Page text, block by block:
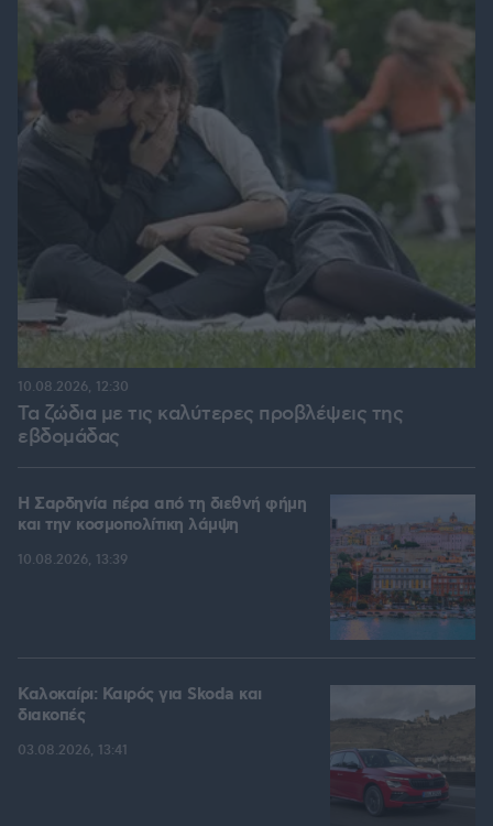
Τα ζώδια με τις καλύτερες προβλέψεις της
εβδομάδας
10.08.2026, 12:30
Η Σαρδηνία πέρα από τη διεθνή φήμη
και την κοσμοπολίτικη λάμψη
10.08.2026, 13:39
Καλοκαίρι: Καιρός για Skoda και
διακοπές
03.08.2026, 13:41